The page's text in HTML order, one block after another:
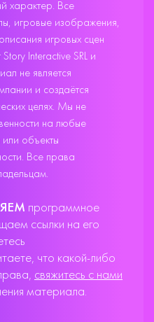
характер. Все
игровые изображения,
игровых сцен
Interactive SRL и
не является
и создаётся
целях. Мы не
на любые
объекты
Все права
программное
ссылки на его
что какой-либо
свяжитесь с нами
материала.